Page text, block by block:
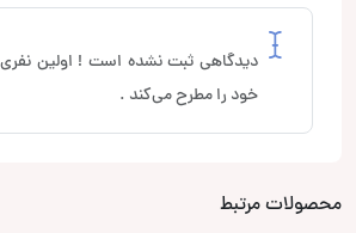
دیدگاهی ثبت نشده است ! اولین نفری
خود را مطرح می‌کند .
محصولات مرتبط